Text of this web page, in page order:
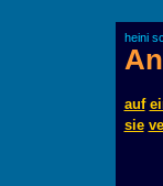
heini
auf
sie